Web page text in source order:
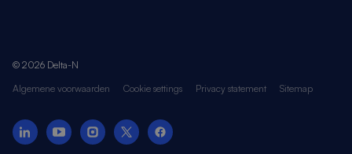
© 2026 Delta-N
Algemene voorwaarden
Cookie settings Privacy statement Sitemap